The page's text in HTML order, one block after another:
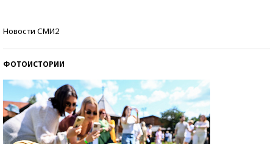
Новости СМИ2
ФОТОИСТОРИИ